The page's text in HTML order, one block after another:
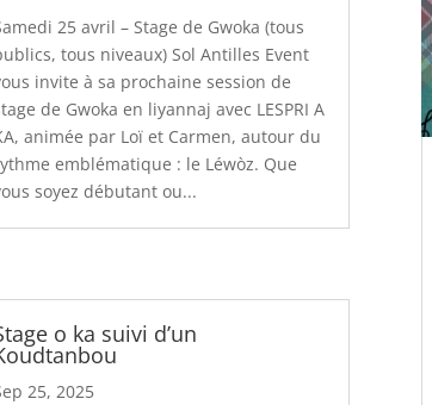
25 avril – Stage de Gwoka (tous
tous niveaux) Sol Antilles Event
invite à sa prochaine session de
de Gwoka en liyannaj avec LESPRI A
animée par Loï et Carmen, autour du
emblématique : le Léwòz. Que
soyez débutant ou...
o ka suivi d’un
25, 2025